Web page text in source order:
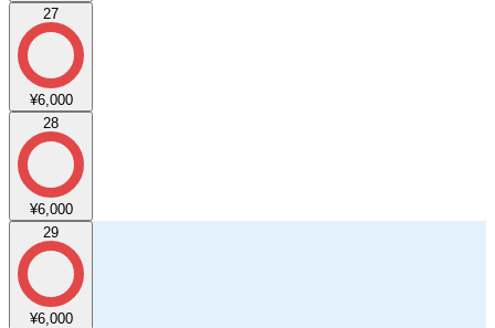
27
¥6,000
28
¥6,000
29
¥6,000